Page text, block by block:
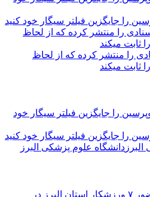
را جایگزین فیلتر سیگار خود کنید
را منتشر کرده که از لحاظ
ثابت میکند
را جایگزین فیلتر سیگار خود کنید
دانشگاه علوم پزشکی البرز